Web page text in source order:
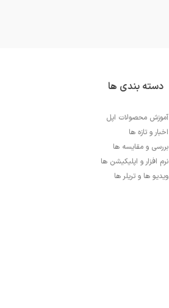
دسته بندی ها
آموزش محصولات اپل
اخبار و تازه ها
بررسی و مقایسه ها
نرم افزار و اپلیکیشن ها
ویدیو ها و تریلر ها